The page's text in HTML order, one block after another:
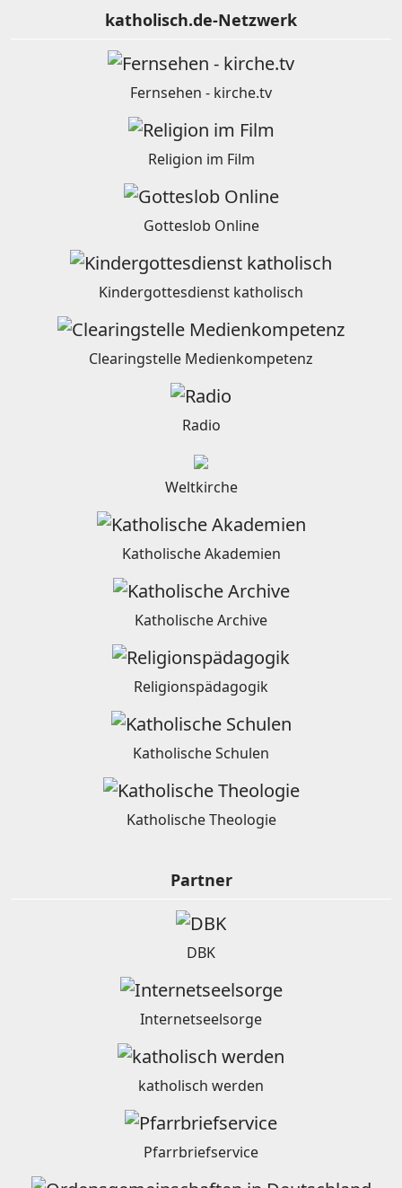
katholisch.de-Netzwerk
Fernsehen - kirche.tv
Religion im Film
Gotteslob Online
Kindergottesdienst katholisch
Clearingstelle Medienkompetenz
Radio
Weltkirche
Katholische Akademien
Katholische Archive
Religionspädagogik
Katholische Schulen
Katholische Theologie
Partner
DBK
Internetseelsorge
katholisch werden
Pfarrbriefservice